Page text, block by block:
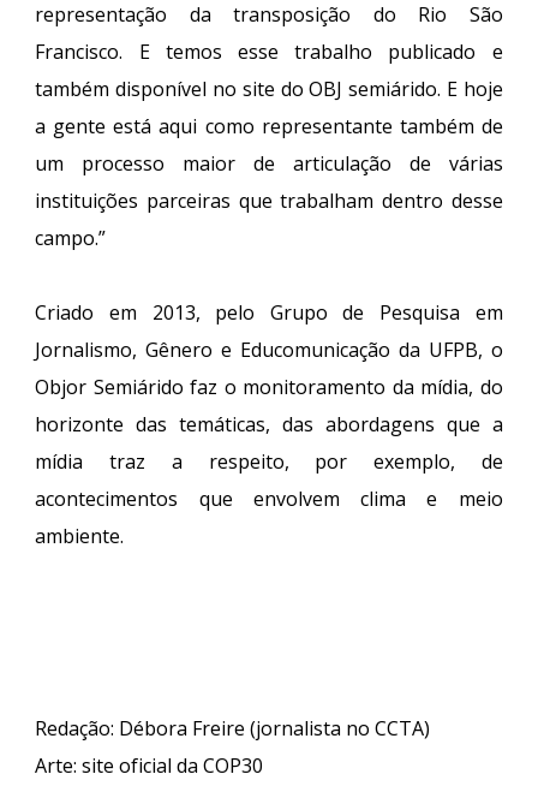
representação da transposição do Rio São
Francisco. E temos esse trabalho publicado e
também disponível no site do OBJ semiárido. E hoje
a gente está aqui como representante também de
um processo maior de articulação de várias
instituições parceiras que trabalham dentro desse
campo.”
Criado em 2013, pelo Grupo de Pesquisa em
Jornalismo, Gênero e Educomunicação da UFPB, o
Objor Semiárido faz o monitoramento da mídia, do
horizonte das temáticas, das abordagens que a
mídia traz a respeito, por exemplo, de
acontecimentos que envolvem clima e meio
ambiente.
Redação: Débora Freire (jornalista no CCTA)
Arte:site oficial da COP30